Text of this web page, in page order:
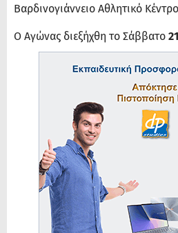
Βαρδινογιάννειο Αθλητικό
Ο Αγώνας διεξήχθη το Σάββατο